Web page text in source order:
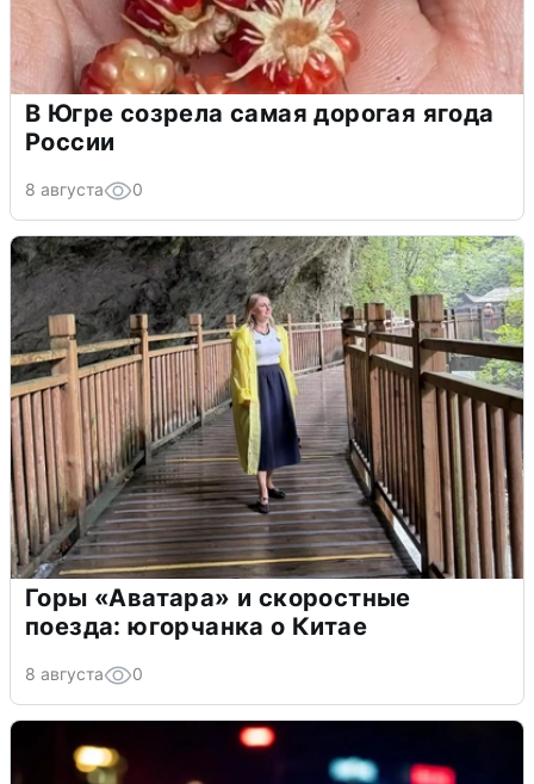
В Югре созрела самая дорогая ягода
России
8 августа 0
Горы «Аватара» и скоростные
поезда: югорчанка о Китае
8 августа 0